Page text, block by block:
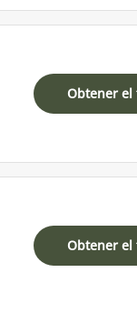
Obtener el
Obtener el